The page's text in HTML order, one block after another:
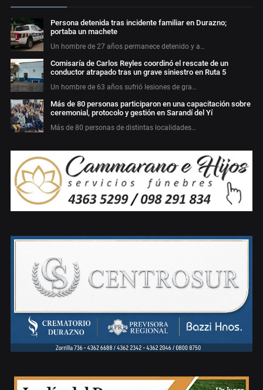
Persona detenida tras incidente familiar en Durazno;
portaba un machete
Un hombre de 27 años permanece detenido y a…
Comisaría de Carlos Reyles coordinó el rescate de un
conductor atrapado tras un grave siniestro en Ruta 5
Un hombre de 63 años sufrió lesiones de gra…
Más de 80 personas participaron en una capacitación sobre
ceremonial, protocolo y gestión en Sarandí del Yí
Más de 80 personas de distintas localidades…